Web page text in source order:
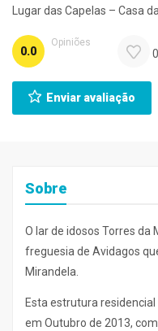
Lugar das Capelas – Casa
0.0
Opiniões
0
Enviar avaliação
Sobre
O lar de idosos Torres da
freguesia de Avidagos
Mirandela.
Esta estrutura
em Outubro de 2013,